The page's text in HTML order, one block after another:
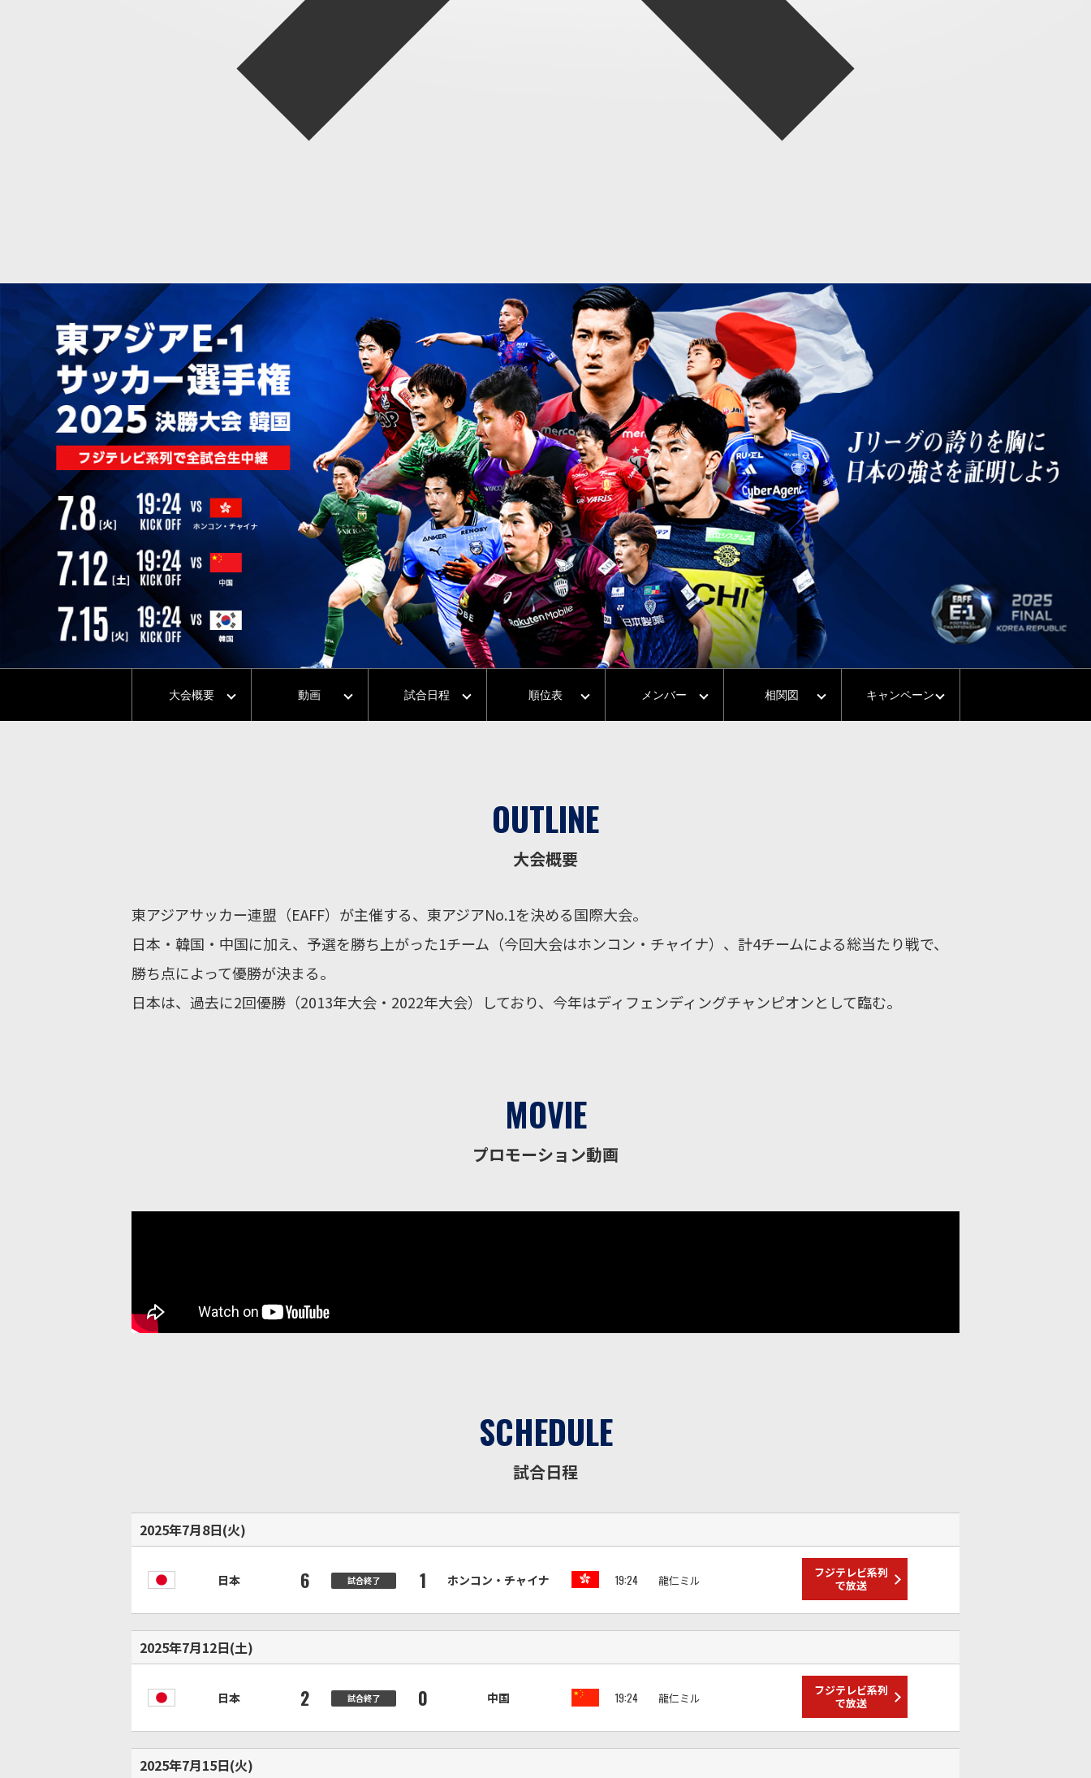
大会概要 動画 試合日程 順位表 メンバー 相関図 キャンペーン
OUTLINE
大会概要
東アジアサッカー連盟（EAFF）が主催する、東アジアNo.1を決める国際大会。
日本・韓国・中国に加え、予選を勝ち上がった1チーム（今回大会はホンコン・チャイナ）、計4チームによる総当たり戦で、
勝ち点によって優勝が決まる。
日本は、過去に2回優勝（2013年大会・2022年大会）しており、今年はディフェンディングチャンピオンとして臨む。
MOVIE
プロモーション動画
SCHEDULE
試合日程
2025年7月8日(火)
日本 6 試合終了 1 ホンコン・チャイナ ホンコン・チャイナ
19:24 龍仁ミル
フジテレビ系列
で放送
2025年7月12日(土)
日本 2 試合終了 0 中国 19:24 龍仁ミル
フジテレビ系列
で放送
2025年7月15日(火)